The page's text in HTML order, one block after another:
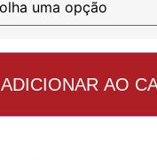
ADICIONAR AO